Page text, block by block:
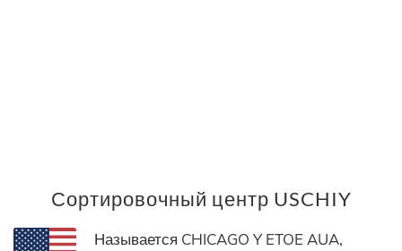
Сортировочный центр USCHIY
Называется CHICAGO Y ETOE AUA,